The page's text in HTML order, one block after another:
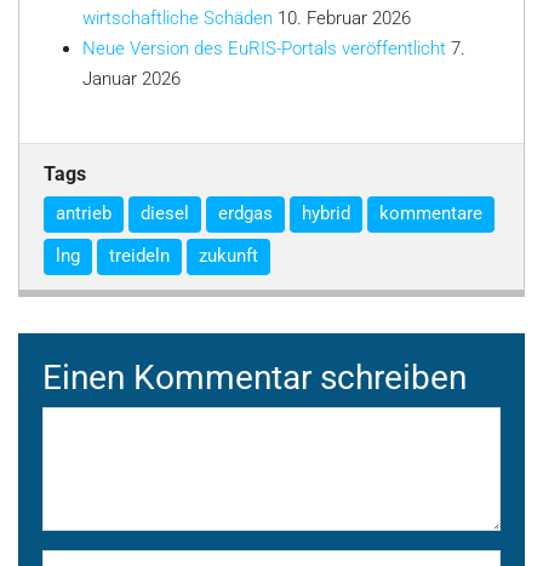
wirtschaftliche Schäden 10. Februar 2026
Neue Version des EuRIS-Portals veröffentlicht 7.
Januar 2026
Tags
antrieb diesel erdgas hybrid
kommentare
lng
treideln zukunft
Einen Kommentar schreiben